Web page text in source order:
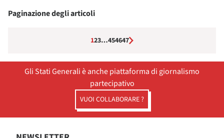
Paginazione degli articoli
123…454647
Gli Stati Generali è anche piattaforma di giornalismo
partecipativo
VUOI COLLABORARE ?